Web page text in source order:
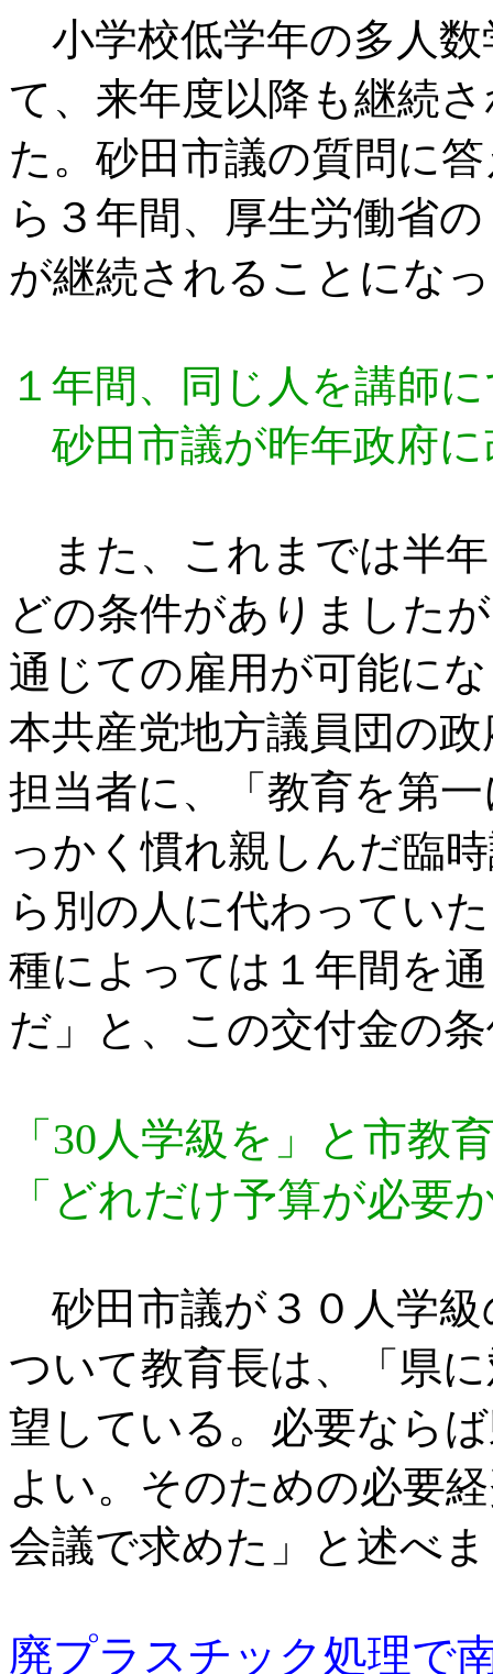
小学校低学年の多人数
て、来年度以降も継続
た。砂田市議の質問に
ら３年間、厚生労働省
が継続されることにな
１年間、同じ人を講師
砂田市議が昨年政府に
また、これまでは半
どの条件がありました
通じての雇用が可能に
本共産党地方議員団の
担当者に、「教育を第
っかく慣れ親しんだ臨
ら別の人に代わってい
種によっては１年間を
だ」と、この交付金の
「30人学級を」と市教
「どれだけ予算が必要
砂田市議が３０人学
ついて教育長は、「県
望している。必要なら
よい。そのための必要
会議で求めた」と述べ
廃プラスチック処理で